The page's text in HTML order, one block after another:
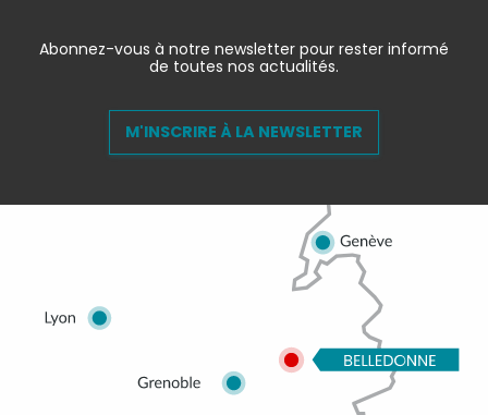
Abonnez-vous à notre newsletter pour rester informé
de toutes nos actualités.
M'INSCRIRE À LA NEWSLETTER